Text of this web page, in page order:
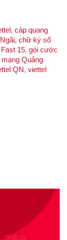
, cáp quang
, chữ ký số
Fast 15, gói cước
mạng Quảng
QN, viettel